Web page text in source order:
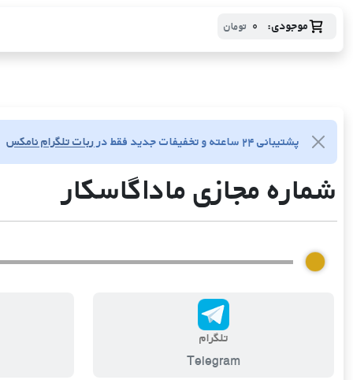
موجودی: 0 تومان
پشتیبانی ۲۴ ساعته و تخفیفات جدید فقط در ربات تلگرام نامکس
شماره مجازی ماداگاسکار
تلگرام
Telegram